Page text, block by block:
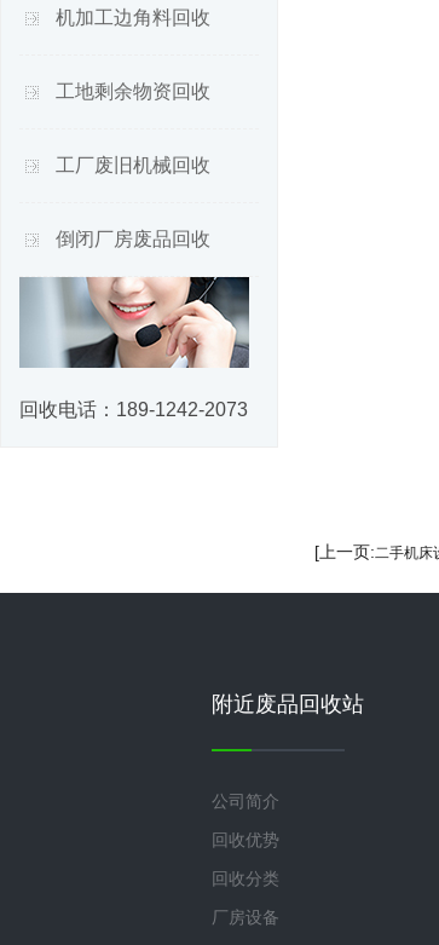
机加工边角料回收
工地剩余物资回收
工厂废旧机械回收
倒闭厂房废品回收
回收电话： 189-1242-2073
[上一页:二手机床
附近废品回收站
公司简介
回收优势
回收分类
厂房设备